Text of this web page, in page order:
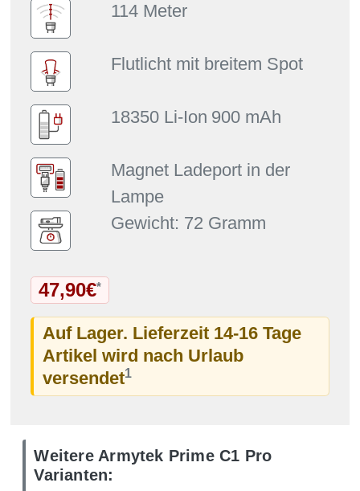
114 Meter
Flutlicht mit breitem Spot
18350 Li-Ion 900 mAh
Magnet Ladeport in der
Lampe
Gewicht: 72 Gramm
47,90€*
Auf Lager. Lieferzeit 14-16 Tage
Artikel wird nach Urlaub
versendet1
Weitere Armytek Prime C1 Pro
Varianten: